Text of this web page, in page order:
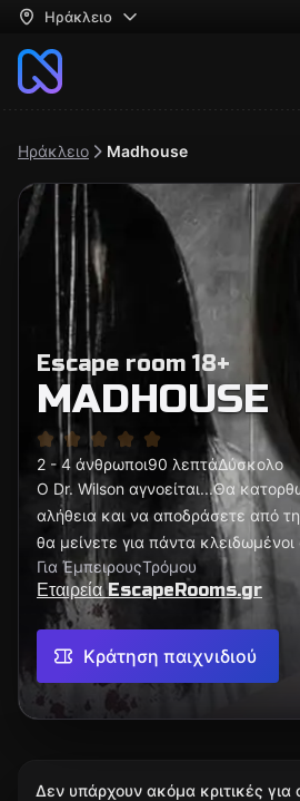
Ηράκλειο
Ηράκλειο Madhouse
Escape room 18+
MADHOUSE
2 - 4 άνθρωποι90 λεπτάΔύσκολο
Ο Dr. Wilson αγνοείται...Θα
αλήθεια και να αποδράσετε από
θα μείνετε για πάντα κλειδωμένοι
Για ΈμπειρουςΤρόμου
Εταιρεία EscapeRooms.gr
Κράτηση παιχνιδιού
Δεν υπάρχουν ακόμα κριτικές για